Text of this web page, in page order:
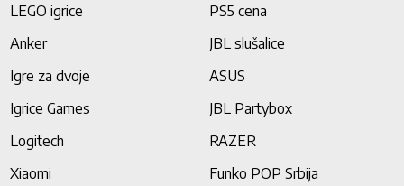
LEGO igrice
PS5 cena
Anker
JBL slušalice
Igre za dvoje
ASUS
Igrice Games
JBL Partybox
Logitech
RAZER
Xiaomi
Funko POP Srbija